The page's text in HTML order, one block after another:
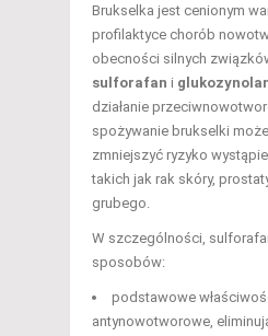
Brukselka jest cenionym
profilaktyce chorób
obecności silnych
sulforafan i
działanie
spożywanie brukselki
zmniejszyć ryzyko
takich jak rak skóry,
grubego.
W szczególności,
sposobów:
podstawowe
antynowotworowe,